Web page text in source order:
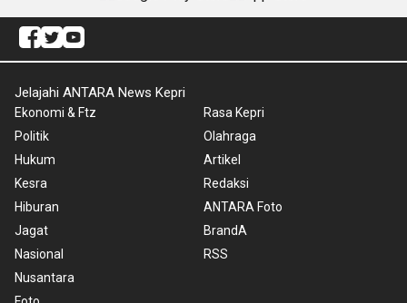
Jelajahi ANTARA News Kepri
Ekonomi & Ftz
Politik
Hukum
Kesra
Hiburan
Jagat
Nasional
Nusantara
Rasa Kepri
Olahraga
Artikel
Redaksi
ANTARA Foto
BrandA
RSS